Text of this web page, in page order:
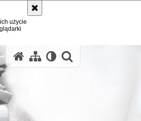
użycie